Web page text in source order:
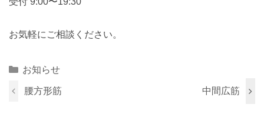
お気軽にご相談ください。
Categories
お知らせ
腰方形筋 中間広筋